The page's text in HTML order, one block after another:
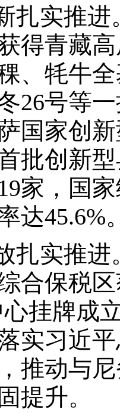
扎实推
得青藏
、牦牛
26号等
国家创
批创新
家，国
达45.6%
扎实推进
合保税
挂牌成
实习近
推动与
提升。